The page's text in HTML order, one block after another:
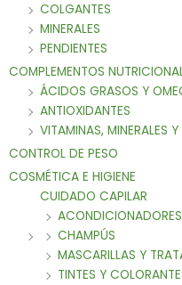
COLGANTES
MINERALES
PENDIENTES
COMPLEMENTOS
ÁCIDOS GRASOS Y
ANTIOXIDANTES
VITAMINAS, MINERALES
CONTROL DE PESO
COSMÉTICA E HIGIENE
CUIDADO CAPILAR
ACONDICIONADORES
CHAMPÚS
MASCARILLAS Y
TINTES Y